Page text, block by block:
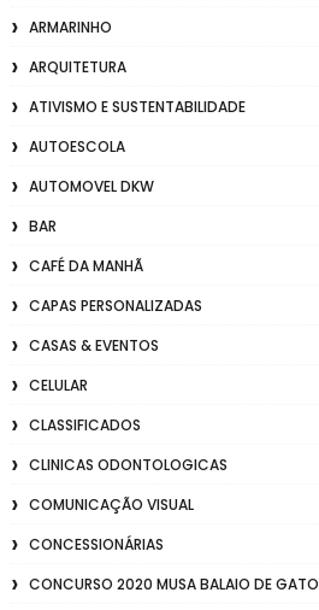
ARMARINHO
ARQUITETURA
ATIVISMO E SUSTENTABILIDADE
AUTOESCOLA
AUTOMOVEL DKW
BAR
CAFÉ DA MANHÃ
CAPAS PERSONALIZADAS
CASAS & EVENTOS
CELULAR
CLASSIFICADOS
CLINICAS ODONTOLOGICAS
COMUNICAÇÃO VISUAL
CONCESSIONÁRIAS
CONCURSO 2020 MUSA BALAIO DE GATO